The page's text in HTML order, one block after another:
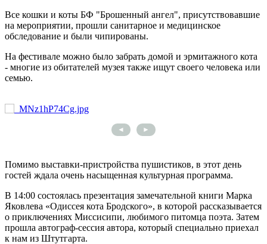
Все кошки и коты БФ "Брошенный ангел", присутствовавшие
на мероприятии, прошли санитарное и медицинское
обследование и были чипированы.
На фестивале можно было забрать домой и эрмитажного кота
- многие из обитателей музея также ищут своего человека или
семью.
◄ ►
Помимо выставки-пристройства пушистиков, в этот день
гостей ждала очень насыщенная культурная программа.
В 14:00 состоялась презентация замечательной книги Марка
Яковлева «Одиссея кота Бродского», в которой рассказывается
о приключениях Миссисипи, любимого питомца поэта. Затем
прошла автограф-сессия автора, который специально приехал
к нам из Штутгарта.